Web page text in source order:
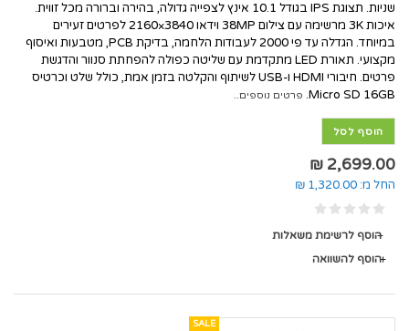
שניות. תצוגת IPS בגודל 10.1 אינץ לצפייה גדולה, בהירה וברורה מכל זווית.
איכות 3K מרשימה עם צילום 38MP וידאו 3840×2160 לפרטים זעירים
במיוחד. הגדלה עד פי 2000 לעבודות הלחמה, בדיקת PCB, מטבעות ואיסוף
מקצועי. תאורת LED מתקדמת עם שליטה כפולה להפחתת סנוור והדגשת
פרטים. חיבורי HDMI ו-USB לשיתוף והקלטה בזמן אמת, כולל שלט וכרטיס
Micro SD 16GB. פרטים נוספים..
הוסף לסל
2,699.00 ₪
החל מ: 1,320.00 ₪
הוסף לרשימת משאלות
הוסף להשוואה
SALE